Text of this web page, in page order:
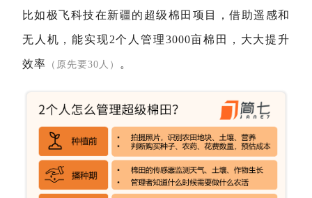
比如极飞科技在新疆的超级棉田项目，借助遥感和
无人机，能实现2个人管理3000亩棉田，大大提升
效率 （原先要30人） 。